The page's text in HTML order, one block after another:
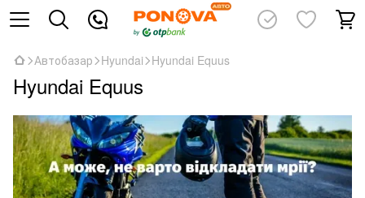
Автобазар Hyundai Hyundai Equus
Hyundai Equus